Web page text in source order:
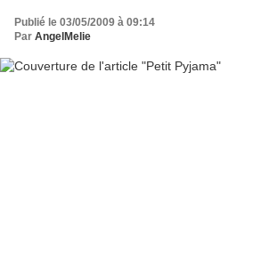
Publié le 03/05/2009 à 09:14
Par AngelMelie